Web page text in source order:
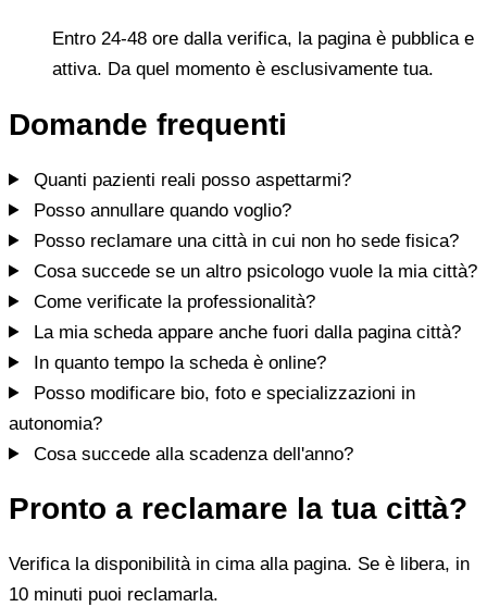
Entro 24-48 ore dalla verifica, la pagina è pubblica e
attiva. Da quel momento è esclusivamente tua.
Domande frequenti
Quanti pazienti reali posso aspettarmi?
Posso annullare quando voglio?
Posso reclamare una città in cui non ho sede fisica?
Cosa succede se un altro psicologo vuole la mia città?
Come verificate la professionalità?
La mia scheda appare anche fuori dalla pagina città?
In quanto tempo la scheda è online?
Posso modificare bio, foto e specializzazioni in
autonomia?
Cosa succede alla scadenza dell'anno?
Pronto a reclamare la tua città?
Verifica la disponibilità in cima alla pagina. Se è libera, in
10 minuti puoi reclamarla.